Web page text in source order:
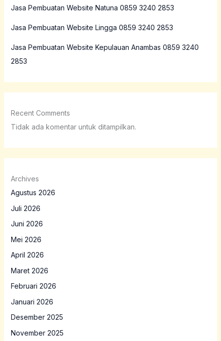
Jasa Pembuatan Website Natuna 0859 3240 2853
Jasa Pembuatan Website Lingga 0859 3240 2853
Jasa Pembuatan Website Kepulauan Anambas 0859 3240
2853
Recent Comments
Tidak ada komentar untuk ditampilkan.
Archives
Agustus 2026
Juli 2026
Juni 2026
Mei 2026
April 2026
Maret 2026
Februari 2026
Januari 2026
Desember 2025
November 2025